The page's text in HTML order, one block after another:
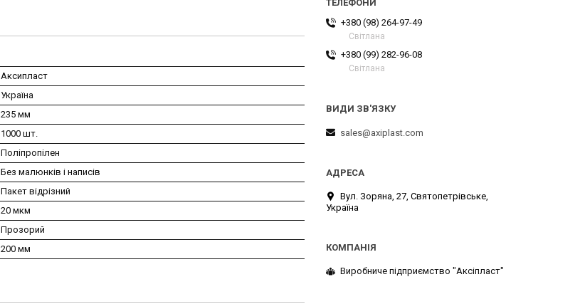
Аксипласт
Україна
235 мм
1000 шт.
Поліпропілен
Без малюнків і написів
Пакет відрізний
20 мкм
Прозорий
200 мм
+380 (98) 264-97-49
Світлана
+380 (99) 282-96-08
Світлана
sales@axiplast.com
Вул. Зоряна, 27, Святопетрівське,
Україна
Виробниче підприємство "Аксіпласт"